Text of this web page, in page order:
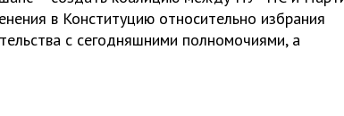
в Конституцию относительно избрания
с сегодняшними полномочиями, а